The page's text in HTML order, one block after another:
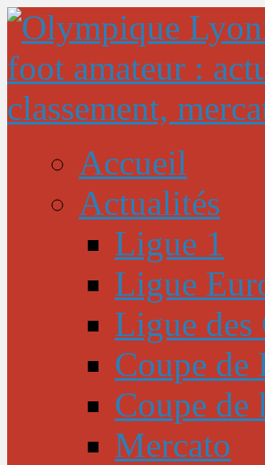
Accueil
Actualités
Ligue 1
Ligue
Ligue des
Coupe de
Coupe de
Mercato